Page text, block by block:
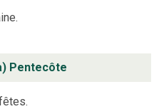
Pentecôte